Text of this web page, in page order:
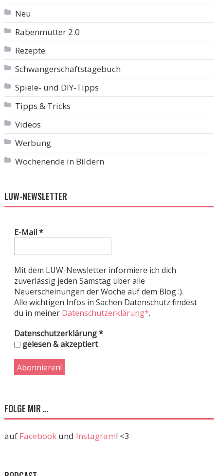
Neu
Rabenmutter 2.0
Rezepte
Schwangerschaftstagebuch
Spiele- und DIY-Tipps
Tipps & Tricks
Videos
Werbung
Wochenende in Bildern
LUW-NEWSLETTER
E-Mail*
Mit dem LUW-Newsletter informiere ich dich
zuverlässig jeden Samstag über alle
Neuerscheinungen der Woche auf dem Blog :).
Alle wichtigen Infos in Sachen Datenschutz findest
du in meiner Datenschutzerklärung*.
Datenschutzerklärung*
gelesen & akzeptiert
FOLGE MIR …
auf Facebookund Instagram! <3